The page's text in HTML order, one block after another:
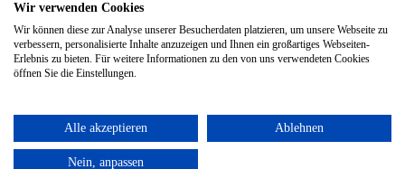
Fröhnstr. 4-8, 66954 Pirmasens
Diese E-Mail-Adresse ist vor Spambots geschützt! Zur
Anzeige muss JavaScript eingeschaltet sein.
Mobil: + 49 (0) 176/84 62 18 86
© 2024 Stileben. Alle Rechte reserviert
Wir verwenden Cookies
Wir können diese zur Analyse unserer Besucherdaten platzieren, um unsere Webseite zu
verbessern, personalisierte Inhalte anzuzeigen und Ihnen ein großartiges Webseiten-
Erlebnis zu bieten. Für weitere Informationen zu den von uns verwendeten Cookies
öffnen Sie die Einstellungen.
Alle akzeptieren Ablehnen
Nein, anpassen